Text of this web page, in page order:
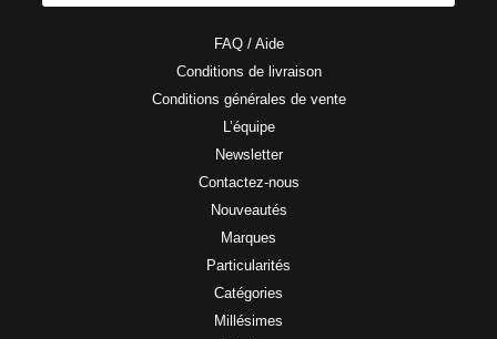
FAQ / Aide
Conditions de livraison
Conditions générales de vente
L’équipe
Newsletter
Contactez-nous
Nouveautés
Marques
Particularités
Catégories
Millésimes